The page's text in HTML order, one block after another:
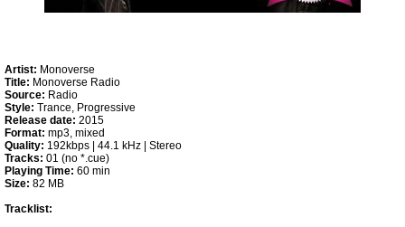
Artist: Monoverse
Title: Monoverse Radio
Source: Radio
Style: Trance, Progressive
Release date: 2015
Format: mp3, mixed
Quality: 192kbps | 44.1 kHz | Stereo
Tracks: 01 (no *.cue)
Playing Time: 60 min
Size: 82 MB
Tracklist: